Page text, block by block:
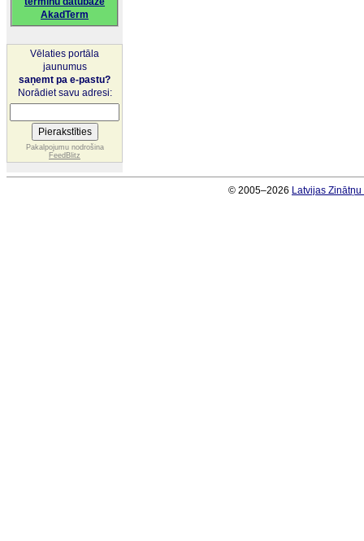
AkadTerm
Vēlaties portāla
jaunumus
saņemt pa e-pastu?
Norādiet savu adresi:
Pakalpojumu nodrošina
FeedBlitz
© 2005–2026 Latvijas